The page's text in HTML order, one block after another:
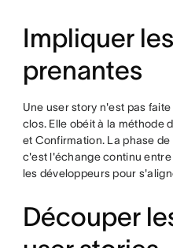
Impliquer
prenantes
Une user story n'est pas
clos. Elle obéit à la méthode
et Confirmation. La phase
c'est l'échange continu
les développeurs pour
Découper